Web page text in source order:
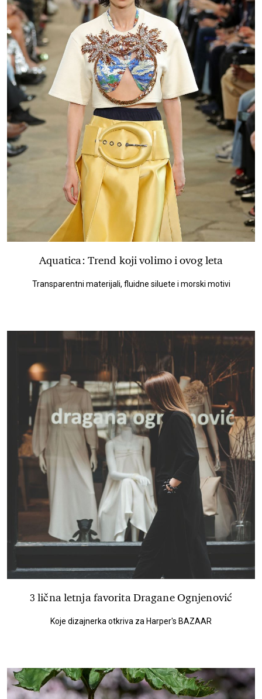
Aquatica: Trend koji volimo i ovog leta
Transparentni materijali, fluidne siluete i morski motivi
3 lična letnja favorita Dragane Ognjenović
Koje dizajnerka otkriva za Harper's BAZAAR